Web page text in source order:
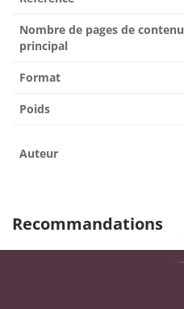
Nombre de pages de contenu
principal
Format
Poids
Auteur
Recommandations